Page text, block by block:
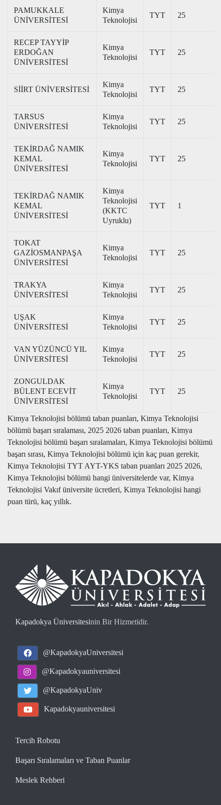
PAMUKKALE
ÜNİVERSİTESİ
Kimya
Teknolojisi
TYT 25
RECEP TAYYİP
ERDOĞAN
ÜNİVERSİTESİ
Kimya
Teknolojisi
TYT 25
SİİRT ÜNİVERSİTESİ
Kimya
Teknolojisi
TYT 25
TARSUS
ÜNİVERSİTESİ
Kimya
Teknolojisi
TYT 25
TEKİRDAĞ NAMIK
KEMAL
ÜNİVERSİTESİ
Kimya
Teknolojisi
TYT 25
TEKİRDAĞ NAMIK
KEMAL
ÜNİVERSİTESİ
Kimya
Teknolojisi
(KKTC
Uyruklu)
TYT 1
TOKAT
GAZİOSMANPAŞA
ÜNİVERSİTESİ
Kimya
Teknolojisi
TYT 25
TRAKYA
ÜNİVERSİTESİ
Kimya
Teknolojisi
TYT 25
UŞAK
ÜNİVERSİTESİ
Kimya
Teknolojisi
TYT 25
VAN YÜZÜNCÜ YIL
ÜNİVERSİTESİ
Kimya
Teknolojisi
TYT 25
ZONGULDAK
BÜLENT ECEVİT
ÜNİVERSİTESİ
Kimya
Teknolojisi
TYT 25
Kimya Teknolojisi bölümü taban puanları, Kimya Teknolojisi
bölümü başarı sıralaması, 2025 2026 taban puanları, Kimya
Teknolojisi bölümü başarı sıralamaları, Kimya Teknolojisi bölümü
başarı sırası, Kimya Teknolojisi bölümü için kaç puan gerekir,
Kimya Teknolojisi TYT AYT-YKS taban puanları 2025 2026,
Kimya Teknolojisi bölümü hangi üniversitelerde var, Kimya
Teknolojisi Vakıf üniversite ücretleri, Kimya Teknolojisi hangi
puan türü, kaç yıllık.
Kapadokya Üniversitesinin Bir Hizmetidir.
@KapadokyaUniversitesi
@Kapadokyauniversitesi
@KapadokyaUniv
Kapadokyauniversitesi
Tercih Robotu
Başarı Sıralamaları ve Taban Puanlar
Meslek Rehberi